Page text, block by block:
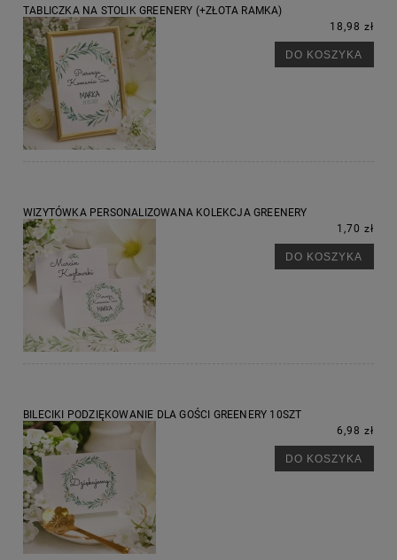
TABLICZKA NA STOLIK GREENERY (+ZŁOTA RAMKA)
18,98 zł
DO KOSZYKA
WIZYTÓWKA PERSONALIZOWANA KOLEKCJA GREENERY
1,70 zł
DO KOSZYKA
BILECIKI PODZIĘKOWANIE DLA GOŚCI GREENERY 10SZT
6,98 zł
DO KOSZYKA